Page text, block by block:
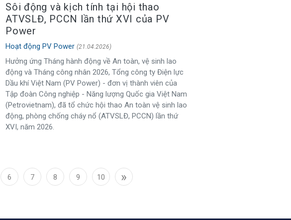
Sôi động và kịch tính tại hội thao
ATVSLĐ, PCCN lần thứ XVI của PV
Power
Hoạt động PV Power (21.04.2026)
Hưởng ứng Tháng hành động về An toàn, vệ sinh lao
động và Tháng công nhân 2026, Tổng công ty Điện lực
Dầu khí Việt Nam (PV Power) - đơn vị thành viên của
Tập đoàn Công nghiệp - Năng lượng Quốc gia Việt Nam
(Petrovietnam), đã tổ chức hội thao An toàn vệ sinh lao
động, phòng chống cháy nổ (ATVSLĐ, PCCN) lần thứ
XVI, năm 2026.
6 7 8 9 10 »